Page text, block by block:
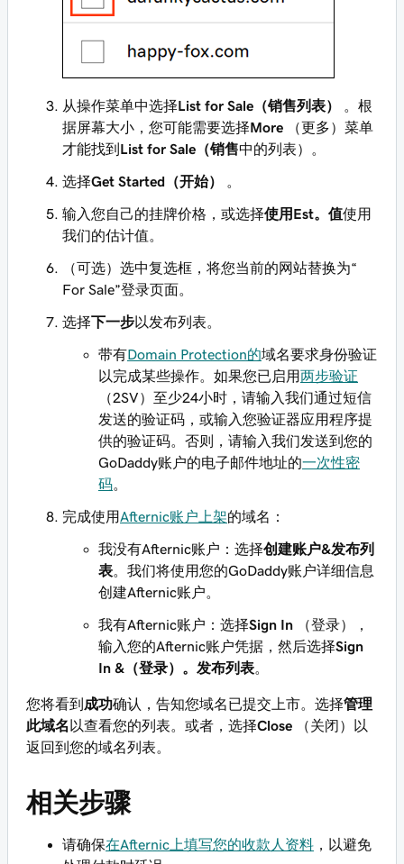
从操作菜单中选择List for Sale（销售列表）
。根
据屏幕大小，您可能需要选择More （更多）菜单
才能找到 List for Sale（销售中的列表）。
选择Get Started（开始） 。
输入您自己的挂牌价格，或选择使用Est。值使用
我们的估计值。
（可选）选中复选框，将您当前的网站替换为“
For Sale”登录页面。
选择下一步以发布列表。
带有Domain Protection的域名要求身份验证
以完成某些操作。如果您已启用两步验证
（2SV）至少24小时，请输入我们通过短信
发送的验证码，或输入您验证器应用程序提
供的验证码。否则，请输入我们发送到您的
GoDaddy账户的电子邮件地址的一次性密
码。
完成使用Afternic账户上架的域名：
我没有Afternic账户：选择创建账户&发布列
表。我们将使用您的GoDaddy账户详细信息
创建Afternic账户。
我有Afternic账户：选择Sign In （登录），
输入您的Afternic账户凭据，然后选择Sign
In &（登录）。发布列表。
您将看到 成功确认，告知您域名已提交上市。选择管理
此域名 以查看您的列表。或者，选择Close （关闭）以
返回到您的域名列表。
相关步骤
请确保在Afternic上填写您的收款人资料 ，以避免